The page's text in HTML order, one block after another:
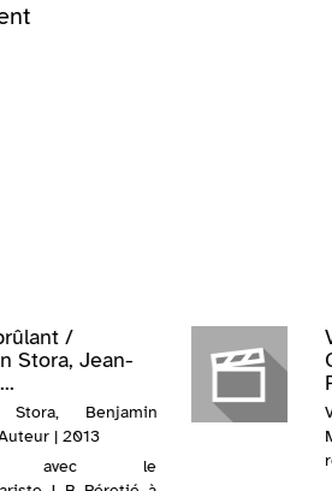
/
Stora, Jean-
Benjamin
| 2013
avec le